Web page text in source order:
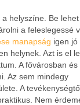
helyszíne. Be
a feleslegessé
manapság igen jó
helynek. Azt is el
A fővárosban és
Az sem mindegy
A
Nem